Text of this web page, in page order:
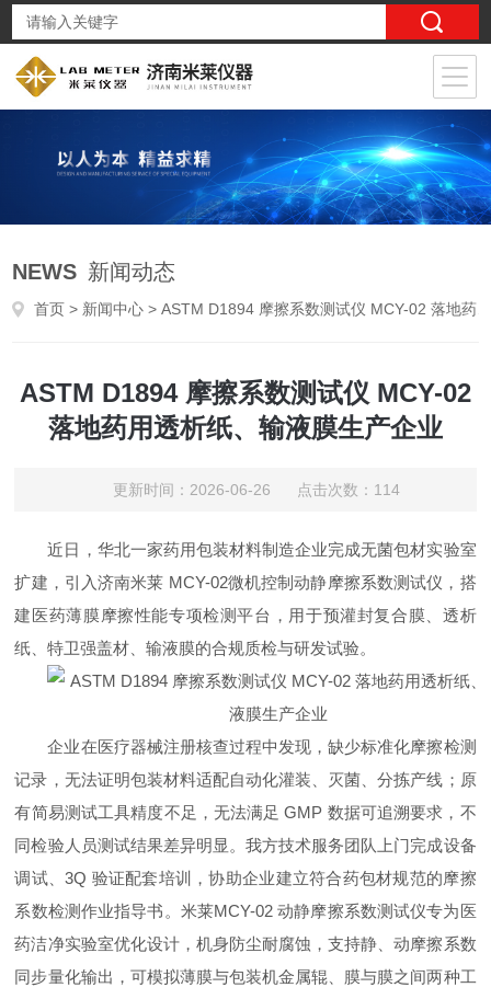
NEWS 新闻动态
首页 > 新闻中心 > ASTM D1894 摩擦系数测试仪 MCY-02 落地药用透析纸、输液膜生产企业
ASTM D1894 摩擦系数测试仪 MCY-02
落地药用透析纸、输液膜生产企业
更新时间：2026-06-26 点击次数：114
近日，华北一家药用包装材料制造企业完成无菌包材实验室
扩建，引入济南米莱 MCY-02微机控制动静摩擦系数测试仪，搭
建医药薄膜摩擦性能专项检测平台，用于预灌封复合膜、透析
纸、特卫强盖材、输液膜的合规质检与研发试验。
企业在医疗器械注册核查过程中发现，缺少标准化摩擦检测
记录，无法证明包装材料适配自动化灌装、灭菌、分拣产线；原
有简易测试工具精度不足，无法满足 GMP 数据可追溯要求，不
同检验人员测试结果差异明显。我方技术服务团队上门完成设备
调试、3Q 验证配套培训，协助企业建立符合药包材规范的摩擦
系数检测作业指导书。米莱MCY-02 动静摩擦系数测试仪专为医
药洁净实验室优化设计，机身防尘耐腐蚀，支持静、动摩擦系数
同步量化输出，可模拟薄膜与包装机金属辊、膜与膜之间两种工